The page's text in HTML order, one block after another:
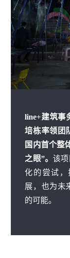
line+建筑事
培栋率领团
国内首个整
之眼”。 该
化的尝试
展，也为未
的可能。